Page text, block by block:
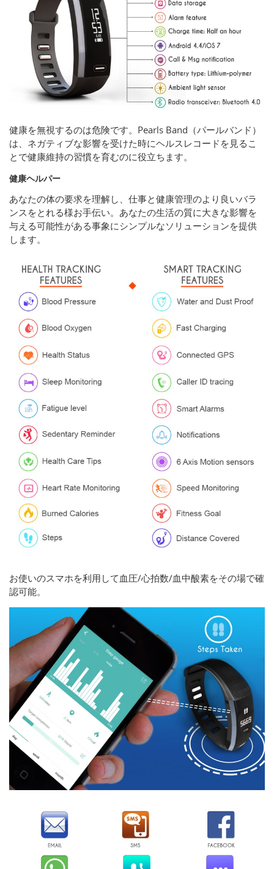
健康を無視するのは危険です。Pearls Band（パールバンド）
は、ネガティブな影響を受けた時にヘルスレコードを見るこ
とで健康維持の習慣を育むのに役立ちます。
健康ヘルパー
あなたの体の要求を理解し、仕事と健康管理のより良いバラ
ンスをとれる様お手伝い。あなたの生活の質に大きな影響を
与える可能性がある事象にシンプルなソリューションを提供
します。
お使いのスマホを利用して血圧/心拍数/血中酸素をその場で確
認可能。